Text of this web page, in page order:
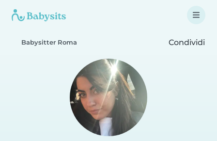
Babysitter Roma Condividi